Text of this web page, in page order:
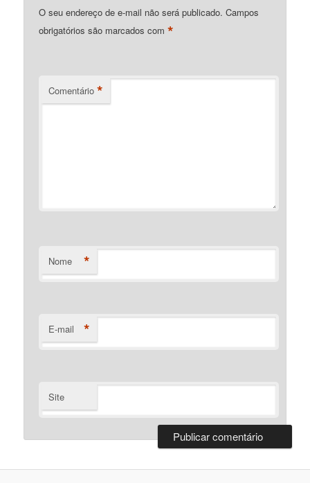
O seu endereço de e-mail não será publicado. Campos
obrigatórios são marcados com*
Comentário *
Nome *
E-mail *
Site